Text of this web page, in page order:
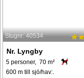
Stugnr: 40534
Nr. Lyngby
5 personer, 70 m²
600 m till sjö/hav:.